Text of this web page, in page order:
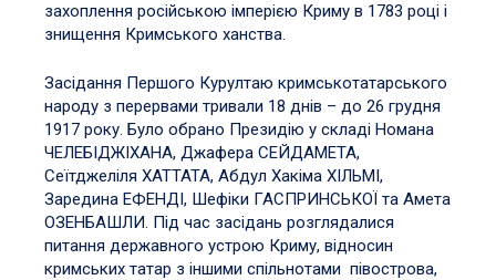
захоплення російською імперією Криму в 1783 році і
знищення Кримського ханства.
Засідання Першого Курултаю кримськотатарського
народу з перервами тривали 18 днів – до 26 грудня
1917 року. Було обрано Президію у складі Номана
ЧЕЛЕБІДЖІХАНА, Джафера СЕЙДАМЕТА,
Сеїтджеліля ХАТТАТА, Абдул Хакіма ХІЛЬМІ,
Заредина ЕФЕНДІ, Шефіки ГАСПРИНСЬКОЇ та Амета
ОЗЕНБАШЛИ. Під час засідань розглядалися
питання державного устрою Криму, відносин
кримських татар з іншими спільнотами півострова,